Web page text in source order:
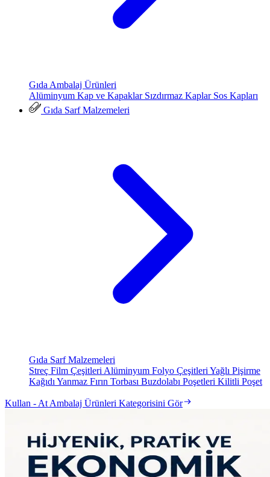
Gıda Ambalaj Ürünleri
Alüminyum Kap ve Kapaklar Sızdırmaz Kaplar Sos Kapları
Gıda Sarf Malzemeleri
Gıda Sarf Malzemeleri
Streç Film Çeşitleri Alüminyum Folyo Çeşitleri Yağlı Pişirme
Kağıdı Yanmaz Fırın Torbası Buzdolabı Poşetleri Kilitli Poşet
Kullan - At Ambalaj Ürünleri Kategorisini Gör